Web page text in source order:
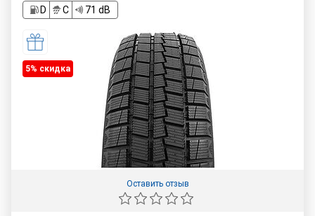
D
C 71 dB
5% cкидка
Оставить отзыв